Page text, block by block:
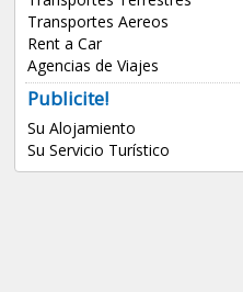
Transportes Aereos
Rent a Car
Agencias de Viajes
Publicite!
Su Alojamiento
Su Servicio Turístico